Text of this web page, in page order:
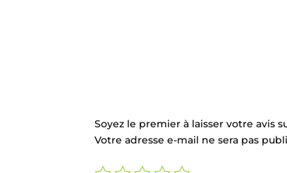
Soyez le premier à laisser votre avis
Votre adresse e-mail ne sera pas